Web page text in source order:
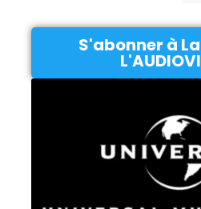
S'abonner à La